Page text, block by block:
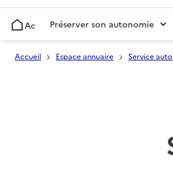
AccueilPréserver son autonomie
Accueil Espace annuaire Service